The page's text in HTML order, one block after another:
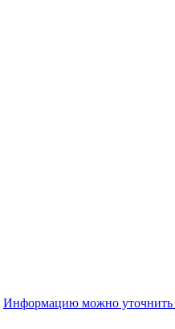
Информацию можно уточнить